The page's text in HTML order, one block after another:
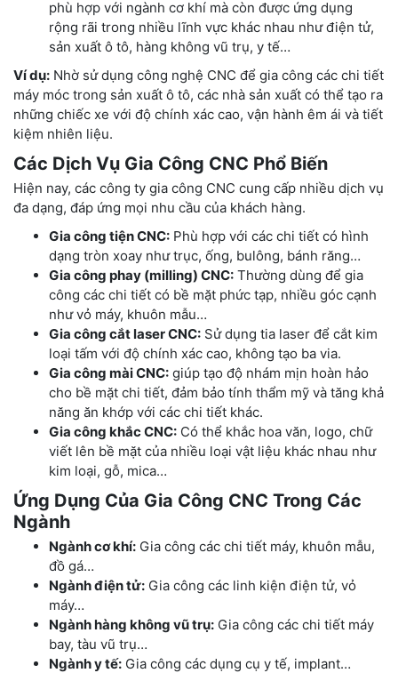
phù hợp với ngành cơ khí mà còn được ứng dụng
rộng rãi trong nhiều lĩnh vực khác nhau như điện tử,
sản xuất ô tô, hàng không vũ trụ, y tế…
Ví dụ: Nhờ sử dụng công nghệ CNC để gia công các chi tiết
máy móc trong sản xuất ô tô, các nhà sản xuất có thể tạo ra
những chiếc xe với độ chính xác cao, vận hành êm ái và tiết
kiệm nhiên liệu.
Các Dịch Vụ Gia Công CNC Phổ Biến
Hiện nay, các công ty gia công CNC cung cấp nhiều dịch vụ
đa dạng, đáp ứng mọi nhu cầu của khách hàng.
Gia công tiện CNC: Phù hợp với các chi tiết có hình
dạng tròn xoay như trục, ống, bulông, bánh răng…
Gia công phay (milling) CNC: Thường dùng để gia
công các chi tiết có bề mặt phức tạp, nhiều góc cạnh
như vỏ máy, khuôn mẫu…
Gia công cắt laser CNC: Sử dụng tia laser để cắt kim
loại tấm với độ chính xác cao, không tạo ba via.
Gia công mài CNC: giúp tạo độ nhám mịn hoàn hảo
cho bề mặt chi tiết, đảm bảo tính thẩm mỹ và tăng khả
năng ăn khớp với các chi tiết khác.
Gia công khắc CNC: Có thể khắc hoa văn, logo, chữ
viết lên bề mặt của nhiều loại vật liệu khác nhau như
kim loại, gỗ, mica…
Ứng Dụng Của Gia Công CNC Trong Các
Ngành
Ngành cơ khí: Gia công các chi tiết máy, khuôn mẫu,
đồ gá…
Ngành điện tử: Gia công các linh kiện điện tử, vỏ
máy…
Ngành hàng không vũ trụ: Gia công các chi tiết máy
bay, tàu vũ trụ…
Ngành y tế: Gia công các dụng cụ y tế, implant…